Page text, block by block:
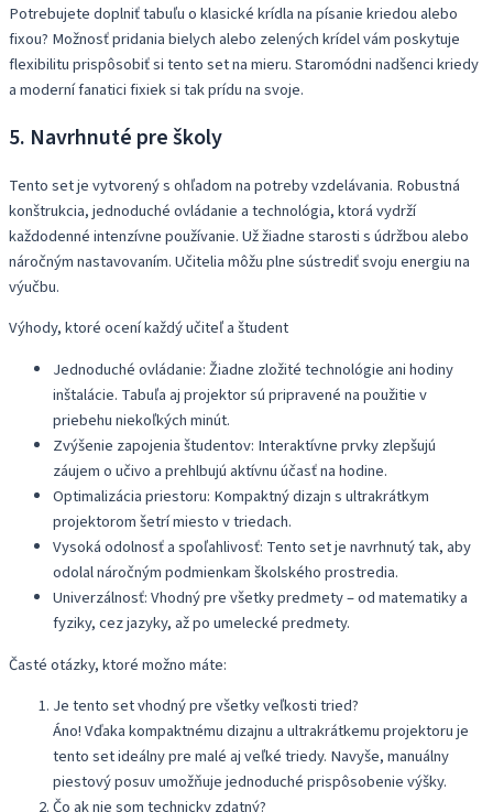
Potrebujete doplniť tabuľu o klasické krídla na písanie kriedou alebo
fixou? Možnosť pridania bielych alebo zelených krídel vám poskytuje
flexibilitu prispôsobiť si tento set na mieru. Staromódni nadšenci kriedy
a moderní fanatici fixiek si tak prídu na svoje.
5. Navrhnuté pre školy
Tento set je vytvorený s ohľadom na potreby vzdelávania. Robustná
konštrukcia, jednoduché ovládanie a technológia, ktorá vydrží
každodenné intenzívne používanie. Už žiadne starosti s údržbou alebo
náročným nastavovaním. Učitelia môžu plne sústrediť svoju energiu na
výučbu.
Výhody, ktoré ocení každý učiteľ a študent
Jednoduché ovládanie: Žiadne zložité technológie ani hodiny
inštalácie. Tabuľa aj projektor sú pripravené na použitie v
priebehu niekoľkých minút.
Zvýšenie zapojenia študentov: Interaktívne prvky zlepšujú
záujem o učivo a prehlbujú aktívnu účasť na hodine.
Optimalizácia priestoru: Kompaktný dizajn s ultrakrátkym
projektorom šetrí miesto v triedach.
Vysoká odolnosť a spoľahlivosť: Tento set je navrhnutý tak, aby
odolal náročným podmienkam školského prostredia.
Univerzálnosť: Vhodný pre všetky predmety – od matematiky a
fyziky, cez jazyky, až po umelecké predmety.
Časté otázky, ktoré možno máte:
Je tento set vhodný pre všetky veľkosti tried?
Áno! Vďaka kompaktnému dizajnu a ultrakrátkemu projektoru je
tento set ideálny pre malé aj veľké triedy. Navyše, manuálny
piestový posuv umožňuje jednoduché prispôsobenie výšky.
Čo ak nie som technicky zdatný?